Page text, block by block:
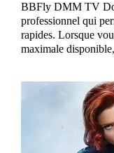
BBFly DMM TV
professionnel qui
rapides. Lorsque
maximale